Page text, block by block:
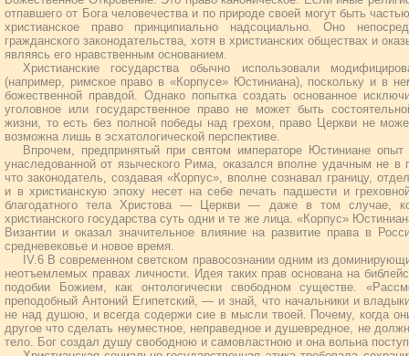
отпавшего от Бога человечества и по природе своей могут быть
христианское право принципиально надсоциально. Оно
гражданского законодательства, хотя в христианских обществах и
являясь его нравственным основанием.
Христианские государства обычно использовали
(например, римское право в «Корпусе» Юстиниана), поскольку и в
божественной правдой. Однако попытка создать основанное
уголовное или государственное право не может быть
жизни, то есть без полной победы над грехом, право Церкви не
возможна лишь в эсхатологической перспективе.
Впрочем, предпринятый при святом императоре Юстиниане опыт
унаследованной от языческого Рима, оказался вполне удачным не
что законодатель, создавая «Корпус», вполне сознавал границу,
и в христианскую эпоху несет на себе печать падшести и
благодатного тела Христова — Церкви — даже в том случае,
христианского государства суть одни и те же лица. «Корпус»
Византии и оказал значительное влияние на развитие права в
средневековье и новое время.
IV.6 В современном светском правосознании одним из
неотъемлемых правах личности. Идея таких прав основана на
подобии Божием, как онтологически свободном существе.
преподобный Антоний Египетский, — и знай, что начальники и
не над душою, и всегда содержи сие в мысли твоей. Почему, когда
другое что сделать неуместное, неправедное и душевредное, не
тело. Бог создал душу свободною и самовластною и она вольна